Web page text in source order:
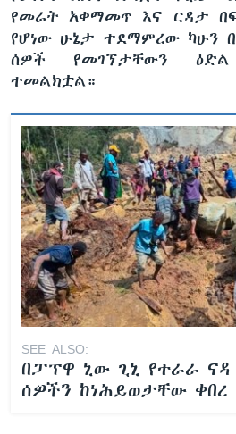
የመሬት አቀማመጥ እና ርዳታ
የሆነው ሁኔታ ተደማምረው ካሁን
ሰዎች የመገኘታቸውን
ተመልክቷል።
SEE ALSO:
በፓፕዋ ኒው ጊኒ የተራራ
ሰዎችን ከነሕይወታቸው ቀበረ